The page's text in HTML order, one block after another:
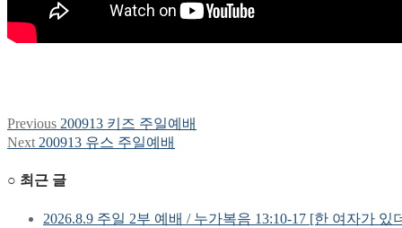
글
색
Previous Previous
post:
200913 키즈 주일예배
Next Next
200913 유스 주일예배
○ 최근 글
2026.8.9 주일 2부 예배 / 누가복음 13:10-17 [한 여자가 있